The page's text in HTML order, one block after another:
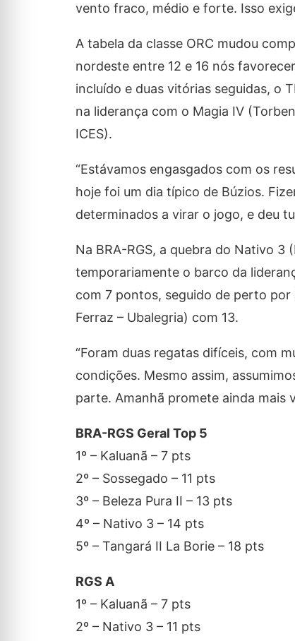
vento fraco, médio e forte. Isso
A tabela da classe ORC mudou
nordeste entre 12 e 16 nós
incluído e duas vitórias seguidas, o
na liderança com o Magia IV
ICES).
“Estávamos engasgados com os
hoje foi um dia típico de Búzios.
determinados a virar o jogo, e deu
Na BRA-RGS, a quebra do Nativo
temporariamente o barco da
com 7 pontos, seguido de perto por
Ferraz – Ubalegria) com 13.
“Foram duas regatas difíceis, com
condições. Mesmo assim,
parte. Amanhã promete ainda mais
BRA-RGS Geral Top 5
1º – Kaluanã – 7 pts
2º – Sossegado – 11 pts
3º – Beleza Pura II – 13 pts
4º – Nativo 3 – 14 pts
5º – Tangará II La Borie – 18 pts
RGS A
1º – Kaluanã – 7 pts
2º – Nativo 3 – 11 pts